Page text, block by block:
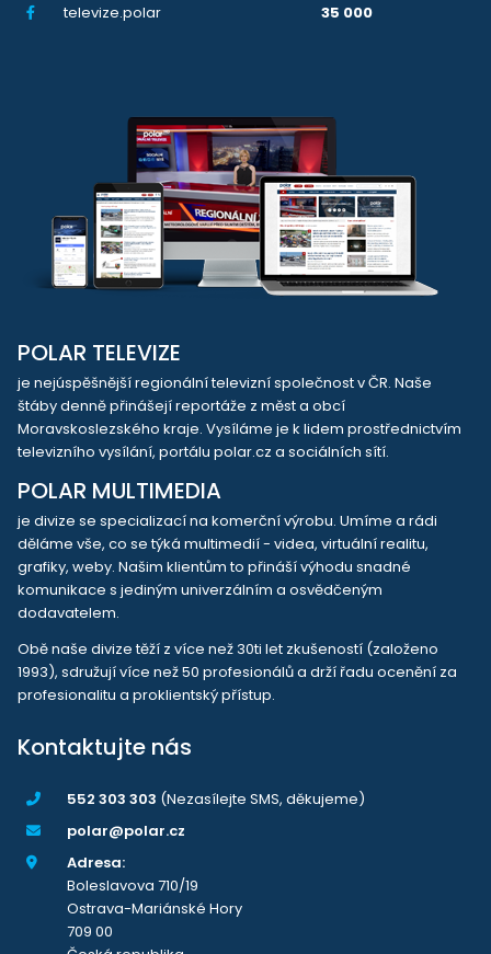
televize.polar
35 000
POLAR TELEVIZE
je nejúspěšnější regionální televizní společnost v ČR. Naše
štáby denně přinášejí reportáže z měst a obcí
Moravskoslezského kraje. Vysíláme je k lidem prostřednictvím
televizního vysílání, portálu polar.cz a sociálních sítí.
POLAR MULTIMEDIA
je divize se specializací na komerční výrobu. Umíme a rádi
děláme vše, co se týká multimedií - videa, virtuální realitu,
grafiky, weby. Našim klientům to přináší výhodu snadné
komunikace s jediným univerzálním a osvědčeným
dodavatelem.
Obě naše divize těží z více než 30ti let zkušeností (založeno
1993), sdružují více než 50 profesionálů a drží řadu ocenění za
profesionalitu a proklientský přístup.
Kontaktujte nás
552 303 303 (Nezasílejte SMS, děkujeme)
polar@polar.cz
Adresa:
Boleslavova 710/19
Ostrava-Mariánské Hory
709 00